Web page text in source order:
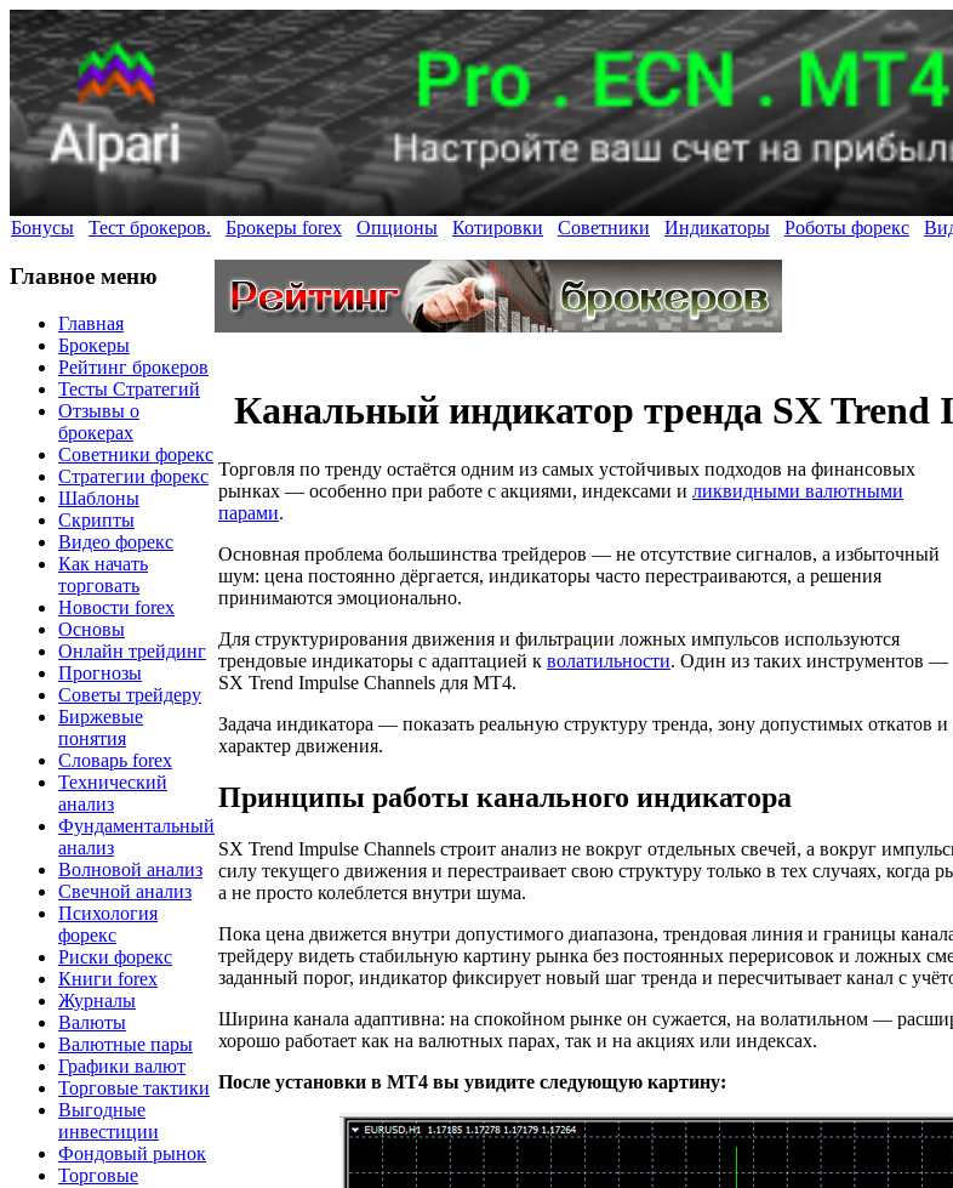
Бонусы Тест брокеров. Брокеры forex Опционы Котировки Советники Индикаторы Роботы форекс
Главное меню
Главная
Брокеры
Рейтинг брокеров
Тесты Стратегий
Отзывы о
брокерах
Советники форекс
Стратегии форекс
Шаблоны
Скрипты
Видео форекс
Как начать
торговать
Новости forex
Основы
Онлайн трейдинг
Прогнозы
Советы трейдеру
Биржевые
понятия
Словарь forex
Технический
анализ
Фундаментальный
анализ
Волновой анализ
Свечной анализ
Психология
форекс
Риски форекс
Книги forex
Журналы
Валюты
Валютные пары
Графики валют
Торговые тактики
Выгодные
инвестиции
Фондовый рынок
Торговые
Канальный индикатор тренда SX Trend
Торговля по тренду остаётся одним из самых устойчивых подходов на финансовых
рынках — особенно при работе с акциями, индексами и ликвидными валютными
парами.
Основная проблема большинства трейдеров — не отсутствие сигналов, а избыточный
шум: цена постоянно дёргается, индикаторы часто перестраиваются, а решения
принимаются эмоционально.
Для структурирования движения и фильтрации ложных импульсов используются
трендовые индикаторы с адаптацией к волатильности. Один из таких инструментов —
SX Trend Impulse Channels для MT4.
Задача индикатора — показать реальную структуру тренда, зону допустимых откатов
характер движения.
Принципы работы канального индикатора
SX Trend Impulse Channels строит анализ не вокруг отдельных свечей, а вокруг
силу текущего движения и перестраивает свою структуру только в тех случаях, когда
а не просто колеблется внутри шума.
Пока цена движется внутри допустимого диапазона, трендовая линия и границы
трейдеру видеть стабильную картину рынка без постоянных перерисовок и ложных
заданный порог, индикатор фиксирует новый шаг тренда и пересчитывает канал с
Ширина канала адаптивна: на спокойном рынке он сужается, на волатильном —
хорошо работает как на валютных парах, так и на акциях или индексах.
После установки в МТ4 вы увидите следующую картину: